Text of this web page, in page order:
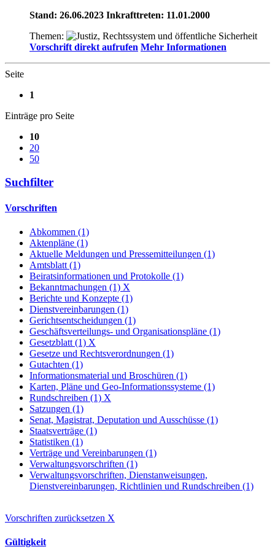
Stand: 26.06.2023 Inkrafttreten: 11.01.2000
Themen:
Vorschrift direkt aufrufen Mehr Informationen
Seite
1
Einträge pro Seite
10
20
50
Suchfilter
Vorschriften
Abkommen (1)
Aktenpläne (1)
Aktuelle Meldungen und Pressemitteilungen (1)
Amtsblatt (1)
Beiratsinformationen und Protokolle (1)
Bekanntmachungen (1) X
Berichte und Konzepte (1)
Dienstvereinbarungen (1)
Gerichtsentscheidungen (1)
Geschäftsverteilungs- und Organisationspläne (1)
Gesetzblatt (1) X
Gesetze und Rechtsverordnungen (1)
Gutachten (1)
Informationsmaterial und Broschüren (1)
Karten, Pläne und Geo-Informationssysteme (1)
Rundschreiben (1) X
Satzungen (1)
Senat, Magistrat, Deputation und Ausschüsse (1)
Staatsverträge (1)
Statistiken (1)
Verträge und Vereinbarungen (1)
Verwaltungsvorschriften (1)
Verwaltungsvorschriften, Dienstanweisungen,
Dienstvereinbarungen, Richtlinien und Rundschreiben (1)
Vorschriften zurücksetzen X
Gültigkeit